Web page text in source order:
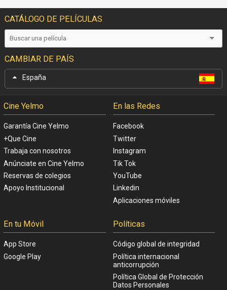
CATÁLOGO DE PELÍCULAS
CAMBIAR DE PAÍS
España
Cine Yelmo
Garantía Cine Yelmo
+Que Cine
Trabaja con nosotros
Anúnciate en Cine Yelmo
Reservas de colegios
Apoyo Institucional
En las Redes
Facebook
Twitter
Instagram
Tik Tok
YouTube
Linkedin
Aplicaciones móviles
En tu Móvil
App Store
Google Play
Políticas
Código global de integridad
Política internacional
anticorrupción
Política Global de Protección
Datos Personales